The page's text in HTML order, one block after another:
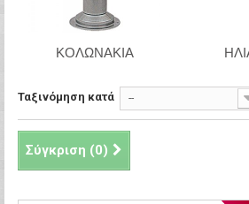
ΚΟΛΩΝΑΚΙΑ
Ταξινόμηση κατά --
Σύγκριση (0)